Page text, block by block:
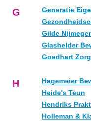
G
Generatie
Gilde
Glashelder
Goedhart
H
Hagemeier
Heide's Teun
Hendriks
Holleman &